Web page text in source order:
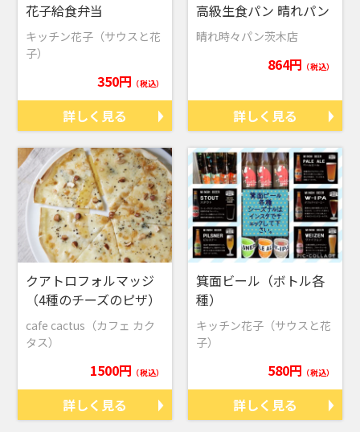
花子給食弁当
キッチン花子（サウスと花
子）
350円 （税込）
詳しく見る
高級生食パン 晴れパン
晴れ時々パン茨木店
864円 （税込）
詳しく見る
クアトロフォルマッジ
（4種のチーズのピザ）
cafe cactus（カフェ カク
タス）
1500円 （税込）
詳しく見る
箕面ビール（ボトル各
種）
キッチン花子（サウスと花
子）
580円 （税込）
詳しく見る